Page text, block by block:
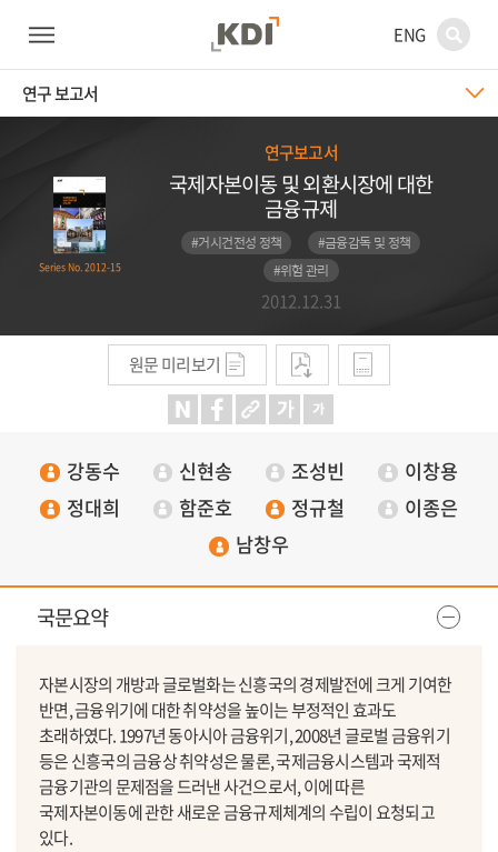
ENG
연구 보고서
Series No. 2012-15
연구보고서
국제자본이동 및 외환시장에 대한
금융규제
#거시건전성 정책
#금융감독 및 정책
#위험 관리
2012.12.31
원문 미리보기
강동수 신현송 조성빈
이창용
정대희
함준호 정규철
이종은
남창우
국문요약
자본시장의 개방과 글로벌화는 신흥국의 경제발전에 크게 기여한
반면, 금융위기에 대한 취약성을 높이는 부정적인 효과도
초래하였다. 1997년 동아시아 금융위기, 2008년 글로벌 금융위기
등은 신흥국의 금융상 취약성은 물론, 국제금융시스템과 국제적
금융기관의 문제점을 드러낸 사건으로서, 이에 따른
국제자본이동에 관한 새로운 금융규제체계의 수립이 요청되고
있다.